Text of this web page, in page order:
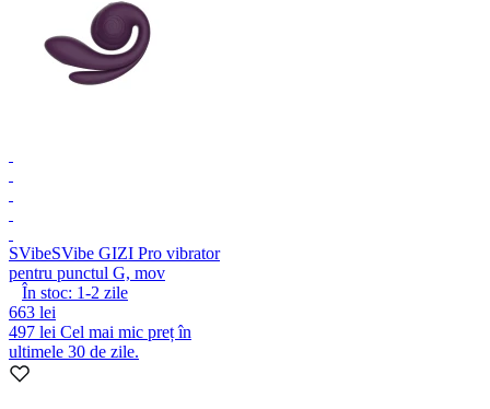
SVibeSVibe GIZI Pro vibrator
pentru punctul G, mov
În stoc: 1-2 zile
663 lei
497 lei Cel mai mic preț în
ultimele 30 de zile.